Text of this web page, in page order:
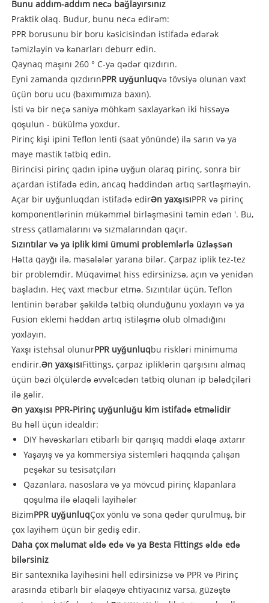
Bunu addım-addım necə bağlayırsınız
Praktik olaq. Budur, bunu necə edirəm:
PPR borusunu bir boru kəsicisindən istifadə edərək
təmizləyin və kənarları deburr edin.
Qaynaq maşını 260 ° C-yə qədər qızdırın.
Eyni zamanda qızdırınPPR uyğunluqvə tövsiyə olunan vaxt
üçün boru ucu (baxımımıza baxın).
İsti və bir neçə saniyə möhkəm saxlayarkən iki hissəyə
qoşulun - bükülmə yoxdur.
Pirinç kişi ipini Teflon lenti (saat yönünde) ilə sarın və ya
maye mastik tətbiq edin.
Birincisi pirinç qadın ipinə uyğun olaraq pirinç, sonra bir
açardan istifadə edin, ancaq həddindən artıq sərtləşməyin.
Açar bir uyğunluqdan istifadə edirƏn yaxşısıPPR və pirinç
komponentlərinin mükəmməl birləşməsini təmin edən '. Bu,
stress çatlamalarını və sızmalarından qaçır.
Sızıntılar və ya iplik kimi ümumi problemlərlə üzləşsən
Hətta qayğı ilə, məsələlər yarana bilər. Çarpaz iplik tez-tez
bir problemdir. Müqavimət hiss edirsinizsə, açın və yenidən
başladın. Heç vaxt məcbur etmə. Sızıntılar üçün, Teflon
lentinin bərabər şəkildə tətbiq olunduğunu yoxlayın və ya
Fusion eklemi həddən artıq istiləşmə olub olmadığını
yoxlayın.
Yaxşı istehsal olunurPPR uyğunluqbu riskləri minimuma
endirir.Ən yaxşısıFittings, çarpaz ipliklərin qarşısını almaq
üçün bəzi ölçülərdə əvvəlcədən tətbiq olunan ip bələdçiləri
ilə gəlir.
Ən yaxşısı PPR-Pirinç uyğunluğu kim istifadə etməlidir
Bu həll üçün idealdır:
DIY həvəskarları etibarlı bir qarışıq maddi əlaqə axtarır
Yaşayış və ya kommersiya sistemləri haqqında çalışan
peşəkar su tesisatçıları
Qazanlara, nasoslara və ya mövcud pirinç klapanlara
qoşulma ilə əlaqəli layihələr
BizimPPR uyğunluqÇox yönlü və sona qədər qurulmuş, bir
çox layihəm üçün bir gediş edir.
Daha çox məlumat əldə edə və ya Besta Fittings əldə edə
bilərsiniz
Bir santexnika layihəsini həll edirsinizsə və PPR və Pirinç
arasında etibarlı bir əlaqəyə ehtiyacınız varsa, güzəştə